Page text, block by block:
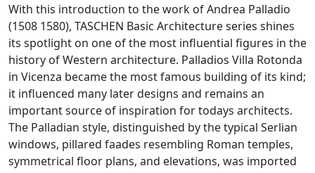
With this introduction to the work of Andrea Palladio
(1508 1580), TASCHEN Basic Architecture series shines
its spotlight on one of the most influential figures in the
history of Western architecture. Palladios Villa Rotonda
in Vicenza became the most famous building of its kind;
it influenced many later designs and remains an
important source of inspiration for todays architects.
The Palladian style, distinguished by the typical Serlian
windows, pillared faades resembling Roman temples,
symmetrical floor plans, and elevations, was imported